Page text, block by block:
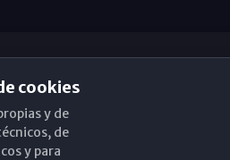
de Málaga
cookies
y de
de
y para